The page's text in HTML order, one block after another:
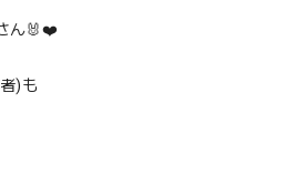
ん🐰❤️
)も